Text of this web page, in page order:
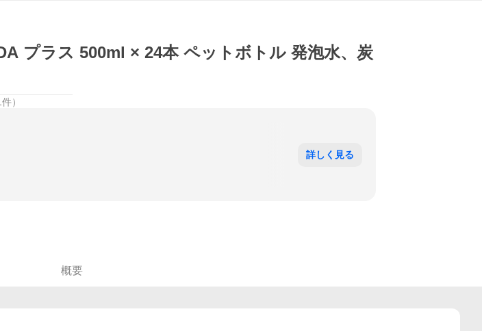
プラス 500ml × 24本 ペットボトル 発泡水、炭
件）
詳しく見る
概要